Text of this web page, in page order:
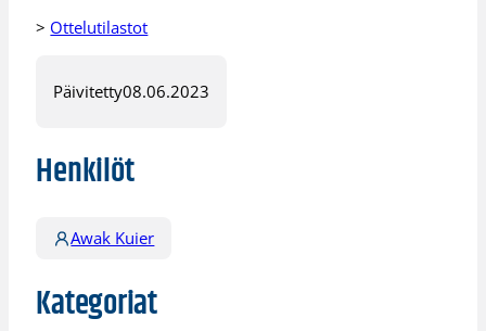
> Ottelutilastot
Päivitetty08.06.2023
Henkilöt
Awak Kuier
Kategoriat